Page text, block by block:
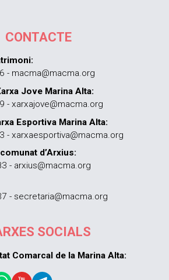
CONTACTE
- macma@macma.org
Jove Marina Alta:
- xarxajove@macma.org
Esportiva Marina Alta:
- xarxaesportiva@macma.org
d’Arxius:
- arxius@macma.org
- secretaria@macma.org
SOCIALS
Comarcal de la Marina Alta: